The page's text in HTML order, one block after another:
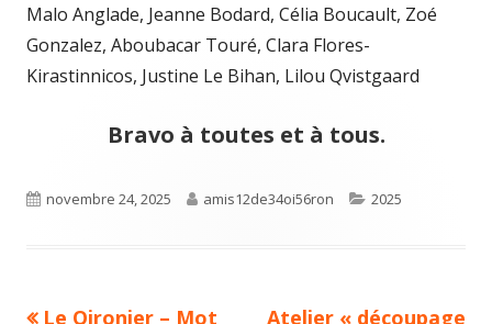
Malo Anglade, Jeanne Bodard, Célia Boucault, Zoé
Gonzalez, Aboubacar Touré, Clara Flores-
Kirastinnicos, Justine Le Bihan, Lilou Qvistgaard
Bravo à toutes et à tous.
Published
novembre 24, 2025 Author
amis12de34oi56ron Categories
2025
Previous
Le Oironier – Mot Next
Atelier « découpage